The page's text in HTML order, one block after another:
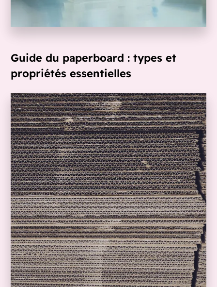
Guide du paperboard : types et
propriétés essentielles